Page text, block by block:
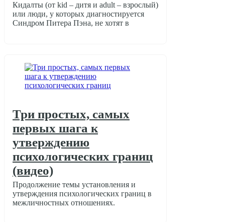
Кидалты (от kid – дитя и adult – взрослый)
или люди, у которых диагностируется
Синдром Питера Пэна, не хотят в
Три простых, самых
первых шага к
утверждению
психологических границ
(видео)
Продолжение темы установления и
утверждения психологических границ в
межличностных отношениях.